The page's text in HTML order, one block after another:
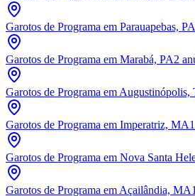
Garotos de Programa em Parauapebas, PA
Garotos de Programa em Marabá, PA2
Garotos de Programa em Augustinópolis,
Garotos de Programa em Imperatriz, MA1
Garotos de Programa em Nova Santa
Garotos de Programa em Açailândia, MA1